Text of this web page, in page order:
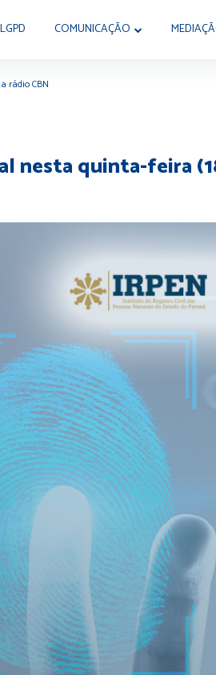
LGPD COMUNICAÇÃO
rádio CBN
quinta-feira